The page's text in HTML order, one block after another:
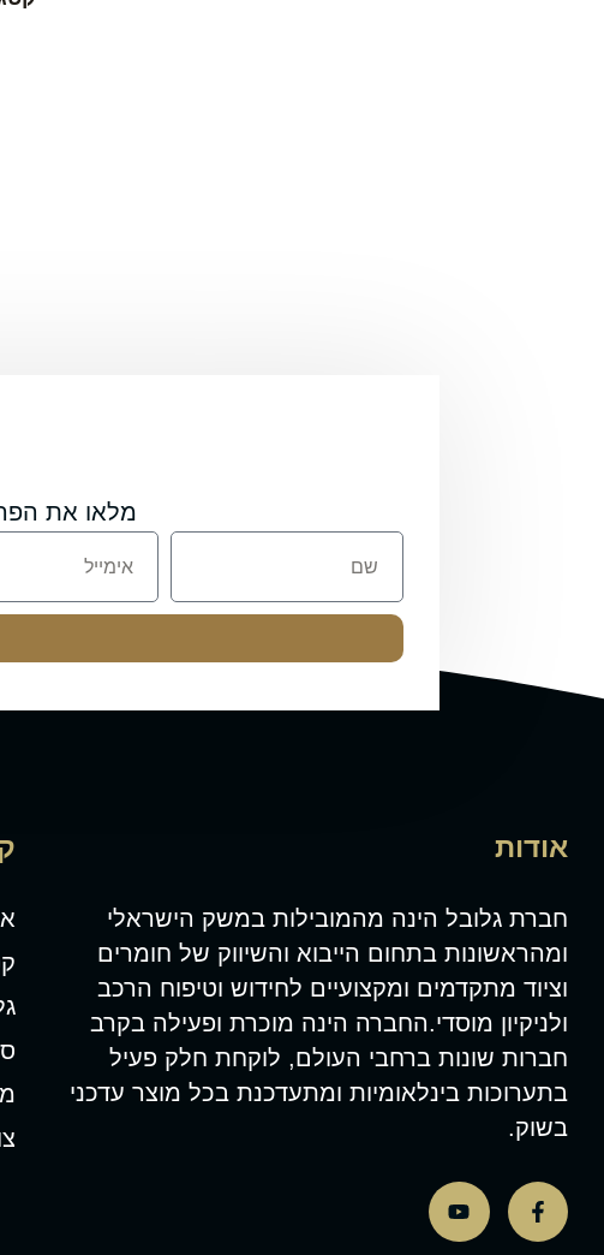
מלאו את
אודות
חברת גלובל הינה מהמובילות במשק הישראלי
ומהראשונות בתחום הייבוא והשיווק של חומרים
וציוד מתקדמים ומקצועיים לחידוש וטיפוח הרכב
ולניקיון מוסדי.החברה הינה מוכרת ופעילה בקרב
חברות שונות ברחבי העולם, לוקחת חלק פעיל
בתערוכות בינלאומיות ומתעדכנת בכל מוצר עדכני
בשוק.